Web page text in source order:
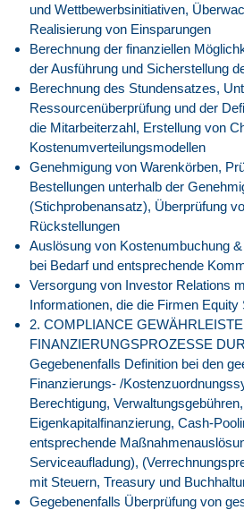
und Wettbewerbsinitiativen,
Realisierung von Einsparungen
Berechnung der finanziellen
der Ausführung und Sicherstellung
Berechnung des Stundensatzes,
Ressourcenüberprüfung und der
die Mitarbeiterzahl, Erstellung von
Kostenumverteilungsmodellen
Genehmigung von Warenkörben,
Bestellungen unterhalb der
(Stichprobenansatz), Überprüfung
Rückstellungen
Auslösung von Kostenumbuchung
bei Bedarf und entsprechende
Versorgung von Investor Relations
Informationen, die die Firmen
2. COMPLIANCE
FINANZIERUNGSPROZESSE
Gegebenenfalls Definition bei den
Finanzierungs- /
Berechtigung,
Eigenkapitalfinanzierung, Cash-
entsprechende
Serviceaufladung),
mit Steuern, Treasury und
Gegebenenfalls Überprüfung von